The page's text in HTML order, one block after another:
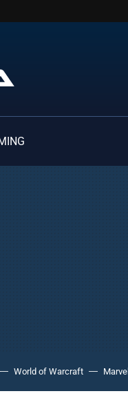
World of Warcraft Marvel